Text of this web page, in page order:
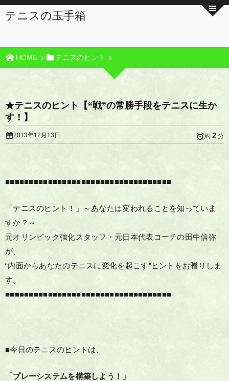
テニスの玉手箱
HOME テニスのヒント
★テニスのヒント【“戦”の常勝手段をテニスに生か
す！】
2013年12月13日 約 2 分
■■■■■■■■■■■■■■■■■■■■■■■■■■■■■■■■■■■
「テニスのヒント！」～あなたは変われることを知っていま
すか？～
元オリンピック強化スタッフ・元日本代表コーチの田中信弥
が、
“内面からあなたのテニスに変化を起こす”ヒントをお贈りしま
す。
■■■■■■■■■■■■■■■■■■■■■■■■■■■■■■■■■■■
■今日のテニスのヒントは、
「プレーシステムを構築しよう！」